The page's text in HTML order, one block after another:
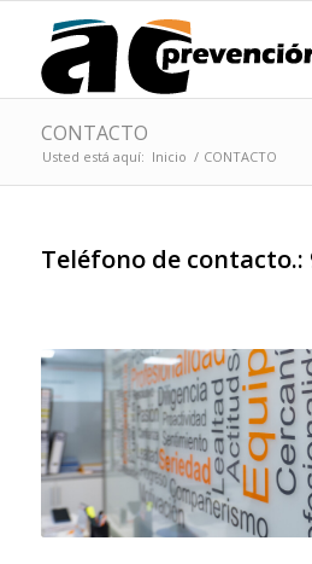
CONTACTO
Usted está aquí: Inicio / CONTACTO
Teléfono de contacto.: